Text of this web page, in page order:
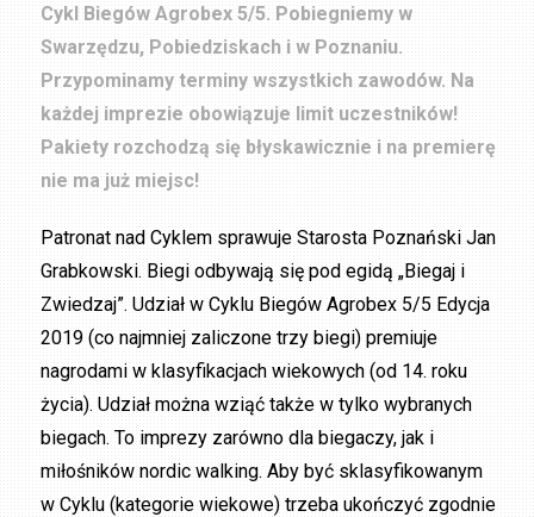
Cykl Biegów Agrobex 5/5. Pobiegniemy w
Swarzędzu, Pobiedziskach i w Poznaniu.
Przypominamy terminy wszystkich zawodów. Na
każdej imprezie obowiązuje limit uczestników!
Pakiety rozchodzą się błyskawicznie i na premierę
nie ma już miejsc!
Patronat nad Cyklem sprawuje Starosta Poznański Jan
Grabkowski. Biegi odbywają się pod egidą „Biegaj i
Zwiedzaj”. Udział w Cyklu Biegów Agrobex 5/5 Edycja
2019 (co najmniej zaliczone trzy biegi) premiuje
nagrodami w klasyfikacjach wiekowych (od 14. roku
życia). Udział można wziąć także w tylko wybranych
biegach. To imprezy zarówno dla biegaczy, jak i
miłośników nordic walking. Aby być sklasyfikowanym
w Cyklu (kategorie wiekowe) trzeba ukończyć zgodnie